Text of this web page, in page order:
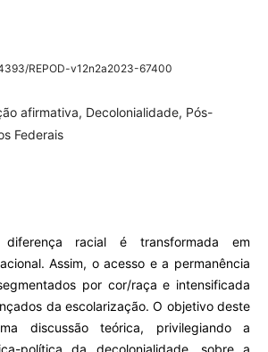
REPOD-v12n2a2023-67400
afirmativa, Decolonialidade, Pós-
Federais
racial é transformada em
Assim, o acesso e a permanência
por cor/raça e intensificada
da escolarização. O objetivo deste
discussão teórica, privilegiando a
política da decolonialidade, sobre a